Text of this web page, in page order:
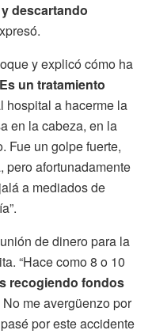
descartando
y explicó cómo ha
Es un tratamiento
hospital a hacerme la
en la cabeza, en la
Fue un golpe fuerte,
pero afortunadamente
a mediados de
de dinero para la
“Hace como 8 o 10
recogiendo fondos
No me avergüenzo por
por este accidente